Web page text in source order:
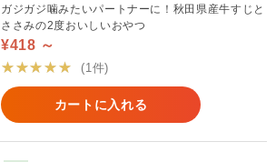
ガジガジ噛みたいパートナーに！秋田県産牛すじと
ささみの2度おいしいおやつ
¥418 ～
★★★★★
(1件)
カートに入れる